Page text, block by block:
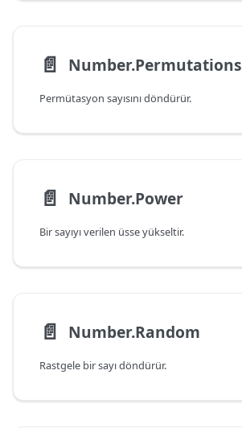
📄️ Number.Permutations
Permütasyon sayısını döndürür.
📄️ Number.Power
Bir sayıyı verilen üsse yükseltir.
📄️ Number.Random
Rastgele bir sayı döndürür.